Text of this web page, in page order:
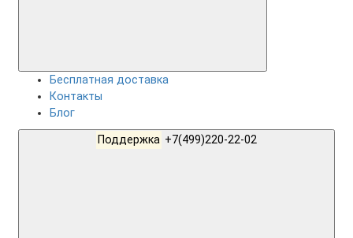
Бесплатная доставка
Контакты
Блог
Поддержка